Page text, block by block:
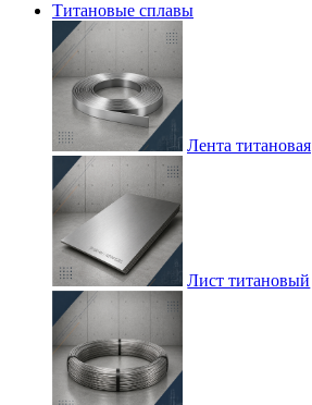
Титановые сплавы
Лента титановая
Лист титановый